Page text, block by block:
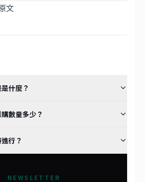
文
什麼？
數量多少？
行？
NEWSLETTER